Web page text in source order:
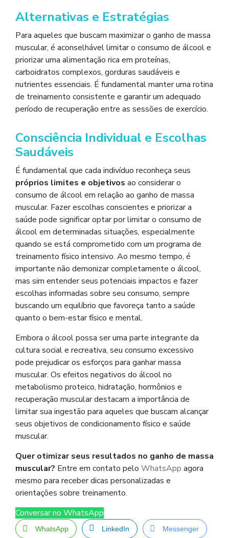
Alternativas e Estratégias
Para aqueles que buscam maximizar o ganho de massa
muscular, é aconselhável limitar o consumo de álcool e
priorizar uma alimentação rica em proteínas,
carboidratos complexos, gorduras saudáveis ​​e
nutrientes essenciais. É fundamental manter uma rotina
de treinamento consistente e garantir um adequado
período de recuperação entre as sessões de exercício.
Consciência Individual e Escolhas
Saudáveis
É fundamental que cada indivíduo reconheça seus
próprios limites e objetivos ao considerar o
consumo de álcool em relação ao ganho de massa
muscular. Fazer escolhas conscientes e priorizar a
saúde pode significar optar por limitar o consumo de
álcool em determinadas situações, especialmente
quando se está comprometido com um programa de
treinamento físico intensivo. Ao mesmo tempo, é
importante não demonizar completamente o álcool,
mas sim entender seus potenciais impactos e fazer
escolhas informadas sobre seu consumo, sempre
buscando um equilíbrio que favoreça tanto a saúde
quanto o bem-estar físico e mental.
Embora o álcool possa ser uma parte integrante da
cultura social e recreativa, seu consumo excessivo
pode prejudicar os esforços para ganhar massa
muscular. Os efeitos negativos do álcool no
metabolismo proteico, hidratação, hormônios e
recuperação muscular destacam a importância de
limitar sua ingestão para aqueles que buscam alcançar
seus objetivos de condicionamento físico e saúde
muscular.
Quer otimizar seus resultados no ganho de massa
muscular? Entre em contato pelo WhatsApp agora
mesmo para receber dicas personalizadas e
orientações sobre treinamento.
Conversar no WhatsApp
WhatsApp LinkedIn Messenger